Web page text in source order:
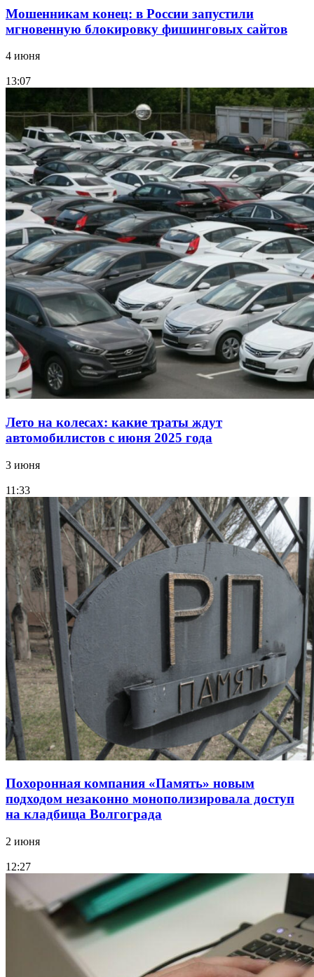
Мошенникам конец: в России запустили
мгновенную блокировку фишинговых сайтов
4 июня
13:07
Лето на колесах: какие траты ждут
автомобилистов с июня 2025 года
3 июня
11:33
Похоронная компания «Память» новым
подходом незаконно монополизировала доступ
на кладбища Волгограда
2 июня
12:27